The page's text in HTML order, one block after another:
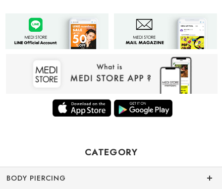
CATEGORY
BODY PIERCING